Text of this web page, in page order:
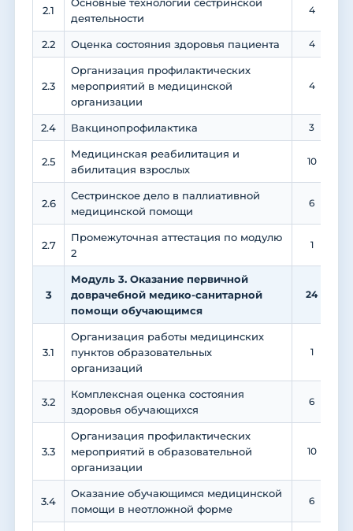
2.1
Основные технологии сестринской
деятельности
4
2.2 Оценка состояния здоровья пациента 4
2.3
Организация профилактических
мероприятий в медицинской
организации
4
2.4 Вакцинопрофилактика 3
2.5
Медицинская реабилитация и
абилитация взрослых
10
2.6
Сестринское дело в паллиативной
медицинской помощи
6
2.7
Промежуточная аттестация по модулю
2
1
3
Модуль 3. Оказание первичной
доврачебной медико-санитарной
помощи обучающимся
24
3.1
Организация работы медицинских
пунктов образовательных
организаций
1
3.2
Комплексная оценка состояния
здоровья обучающихся
6
3.3
Организация профилактических
мероприятий в образовательной
организации
10
3.4
Оказание обучающимся медицинской
помощи в неотложной форме
6